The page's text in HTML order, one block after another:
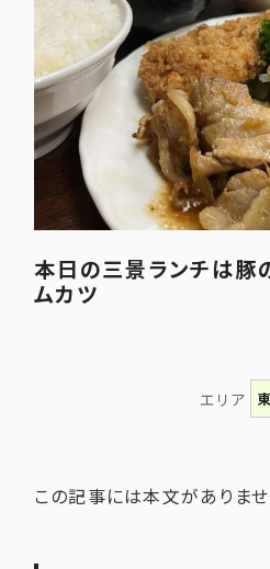
本日の三景ランチは豚
ムカツ
エリア
この記事には本文がありませ